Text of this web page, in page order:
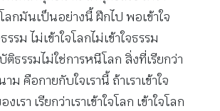
ลกมันเป็นอย่างนี้ ฝึกไป พอเข้าใจ
รรม ไม่เข้าใจโลกไม่เข้าใจธรรม
ธรรมไม่ใช่การหนีโลก สิ่งที่เรียกว่า
ม คือกายกับใจเรานี้ ถ้าเราเข้าใจ
งเรา เรียกว่าเราเข้าใจโลก เข้าใจโลก